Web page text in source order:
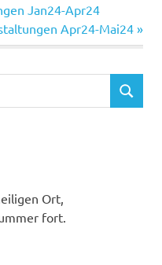
Jan24-Apr24
Apr24-Mai24
SUCHEN
Ort,
fort.